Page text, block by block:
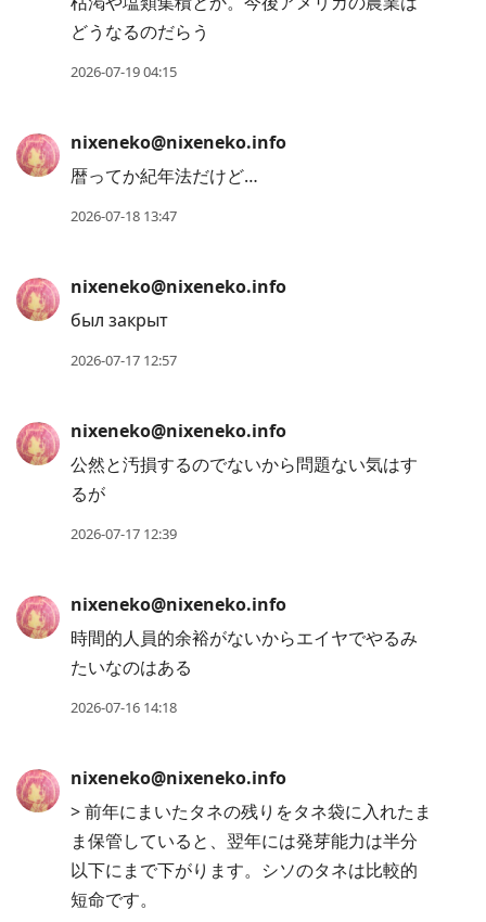
どうなるのだらう
2026-07-19 04:15
nixeneko@nixeneko.info
暦ってか紀年法だけど…
2026-07-18 13:47
nixeneko@nixeneko.info
был закрыт
2026-07-17 12:57
nixeneko@nixeneko.info
公然と汚損するのでないから問題ない気はす
るが
2026-07-17 12:39
nixeneko@nixeneko.info
時間的人員的余裕がないからエイヤでやるみ
たいなのはある
2026-07-16 14:18
nixeneko@nixeneko.info
> 前年にまいたタネの残りをタネ袋に入れたま
ま保管していると、翌年には発芽能力は半分
以下にまで下がります。シソのタネは比較的
短命です。